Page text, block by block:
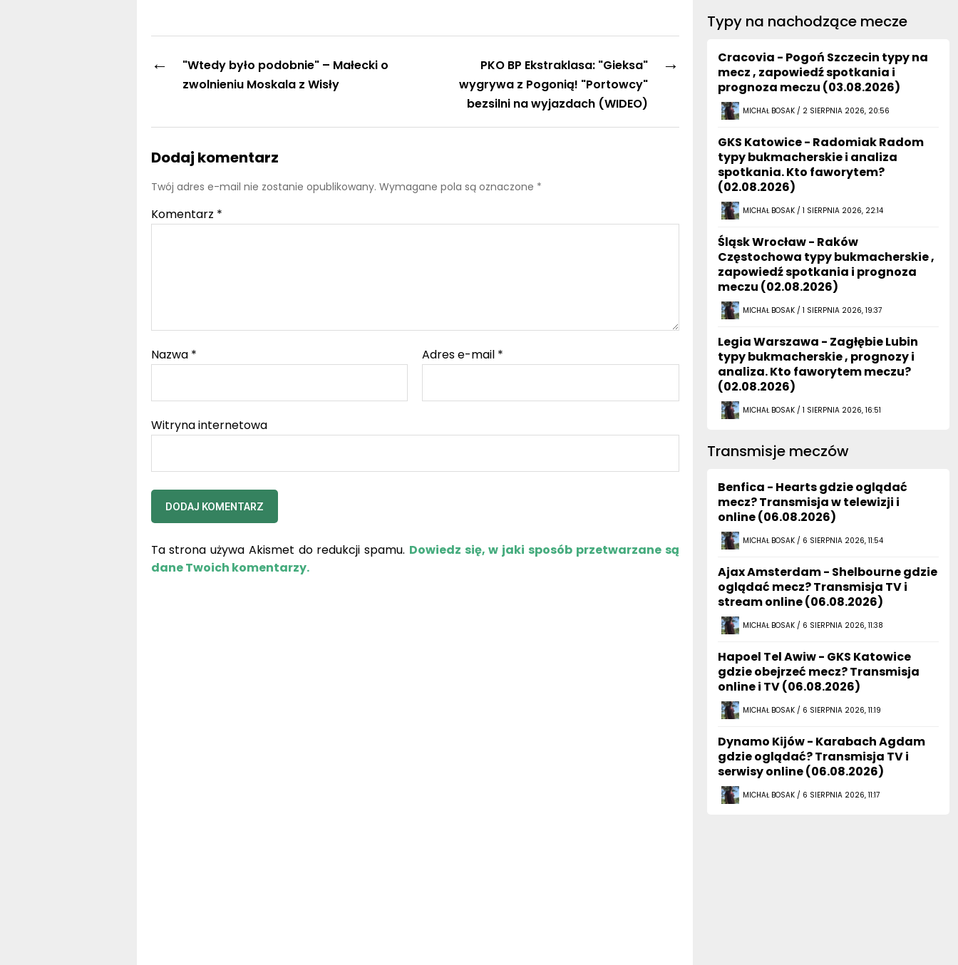
←
"Wtedy było podobnie" – Małecki o
zwolnieniu Moskala z Wisły
→
PKO BP Ekstraklasa: "Gieksa"
wygrywa z Pogonią! "Portowcy"
bezsilni na wyjazdach (WIDEO)
Dodaj komentarz
Twój adres e-mail nie zostanie opublikowany. Wymagane pola są oznaczone *
Komentarz *
Nazwa * Adres e-mail *
Witryna internetowa
Ta strona używa Akismet do redukcji spamu. Dowiedz się, w jaki sposób przetwarzane są
dane Twoich komentarzy.
Typy na nachodzące mecze
Cracovia - Pogoń Szczecin typy na
mecz , zapowiedź spotkania i
prognoza meczu (03.08.2026)
MICHAŁ BOSAK / 2 SIERPNIA 2026, 20:56
GKS Katowice - Radomiak Radom
typy bukmacherskie i analiza
spotkania. Kto faworytem?
(02.08.2026)
MICHAŁ BOSAK / 1 SIERPNIA 2026, 22:14
Śląsk Wrocław - Raków
Częstochowa typy bukmacherskie ,
zapowiedź spotkania i prognoza
meczu (02.08.2026)
MICHAŁ BOSAK / 1 SIERPNIA 2026, 19:37
Legia Warszawa - Zagłębie Lubin
typy bukmacherskie , prognozy i
analiza. Kto faworytem meczu?
(02.08.2026)
MICHAŁ BOSAK / 1 SIERPNIA 2026, 16:51
Transmisje meczów
Benfica - Hearts gdzie oglądać
mecz? Transmisja w telewizji i
online (06.08.2026)
MICHAŁ BOSAK / 6 SIERPNIA 2026, 11:54
Ajax Amsterdam - Shelbourne gdzie
oglądać mecz? Transmisja TV i
stream online (06.08.2026)
MICHAŁ BOSAK / 6 SIERPNIA 2026, 11:38
Hapoel Tel Awiw - GKS Katowice
gdzie obejrzeć mecz? Transmisja
online i TV (06.08.2026)
MICHAŁ BOSAK / 6 SIERPNIA 2026, 11:19
Dynamo Kijów - Karabach Agdam
gdzie oglądać? Transmisja TV i
serwisy online (06.08.2026)
MICHAŁ BOSAK / 6 SIERPNIA 2026, 11:17